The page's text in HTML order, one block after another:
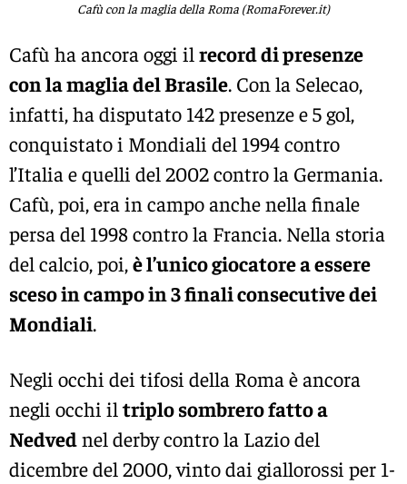
Cafù con la maglia della Roma (RomaForever.it)
Cafù ha ancora oggi il record di presenze
con la maglia del Brasile. Con la Selecao,
infatti, ha disputato 142 presenze e 5 gol,
conquistato i Mondiali del 1994 contro
l’Italia e quelli del 2002 contro la Germania.
Cafù, poi, era in campo anche nella finale
persa del 1998 contro la Francia. Nella storia
del calcio, poi,è l’unico giocatore a essere
sceso in campo in 3 finali consecutive dei
Mondiali.
Negli occhi dei tifosi della Roma è ancora
negli occhi il triplo sombrero fatto a
Nedvednel derby contro la Lazio del
dicembre del 2000, vinto dai giallorossi per 1-